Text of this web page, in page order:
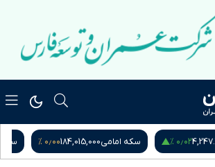
۰٫۰۲ % سکه امامی184,015,000۰٫۰۰ % سکه